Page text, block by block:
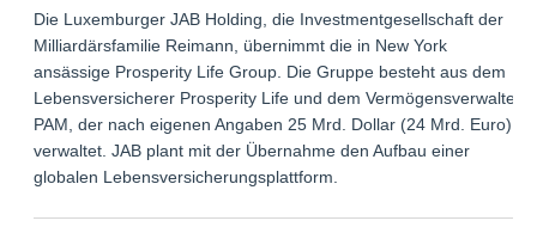
Die Luxemburger JAB Holding, die Investmentgesellschaft der
Milliardärsfamilie Reimann, übernimmt die in New York
ansässige Prosperity Life Group. Die Gruppe besteht aus dem
Lebensversicherer Prosperity Life und dem Vermögensverwalter
PAM, der nach eigenen Angaben 25 Mrd. Dollar (24 Mrd. Euro)
verwaltet. JAB plant mit der Übernahme den Aufbau einer
globalen Lebensversicherungsplattform.